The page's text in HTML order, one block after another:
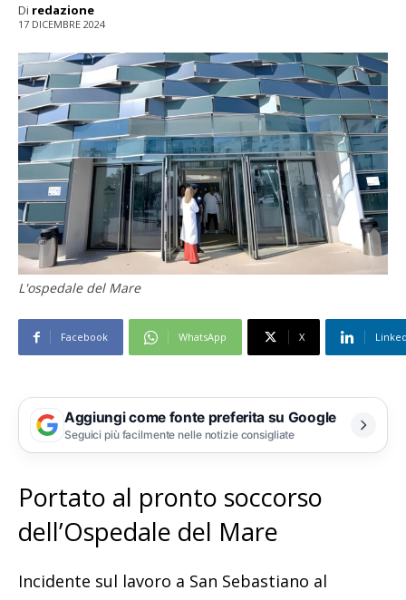
Di redazione
17 DICEMBRE 2024
L'ospedale del Mare
Facebook WhatsApp X
Aggiungi come fonte preferita su Google
Seguici più facilmente nelle notizie consigliate
Portato al pronto soccorso
dell’Ospedale del Mare
Incidente sul lavoro a San Sebastiano al